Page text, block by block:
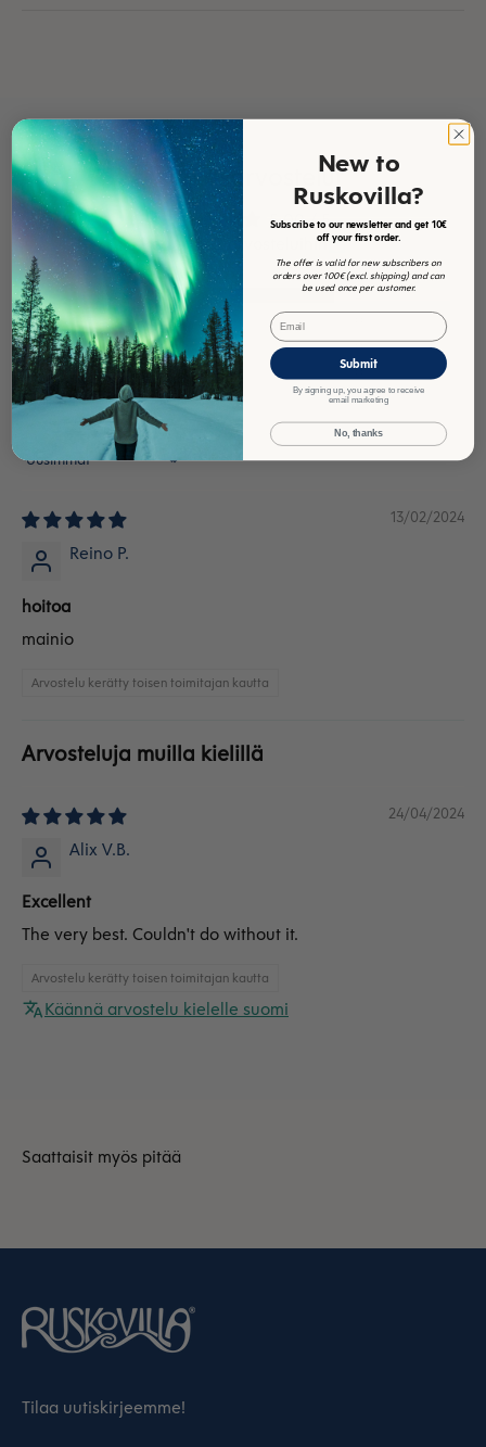
Asiakasarvostelut
5.00 / 5
Perustuu 2 arvosteluihin
2
0
0
0
Sort by
13/02/2024
Reino P.
hoitoa
mainio
Arvostelu kerätty toisen toimitajan kautta
Arvosteluja muilla kielillä
24/04/2024
Alix V.B.
Excellent
The very best. Couldn't do without it.
Arvostelu kerätty toisen toimitajan kautta
Käännä arvostelu kielelle suomi
Tilaa uutiskirjeemme!
New to
Ruskovilla?
Subscribe to our newsletter and get 10€
off your first order.
The offer is valid for new subscribers on
orders over 100€ (excl. shipping) and can
be used once per customer.
Email
Submit
By signing up, you agree to receive
email marketing
No, thanks